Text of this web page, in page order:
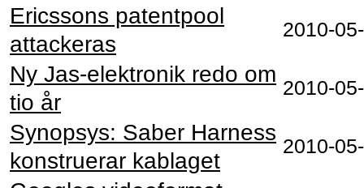
Ericssons patentpool
attackeras
Ny Jas-elektronik redo om
tio år
Synopsys: Saber Harness
konstruerar kablaget